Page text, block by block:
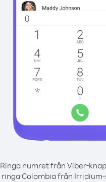
Ringa numret från Viber-
ringa Colombia från